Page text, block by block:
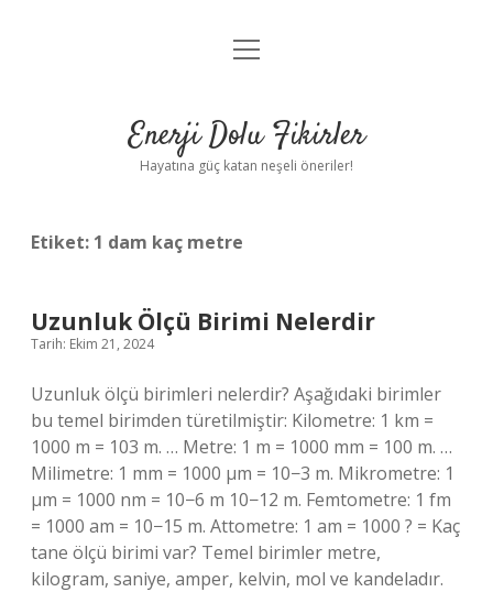
Anasayfa
Yasal Uyarı
menüyü
Enerji Dolu Fikirler
Hayatına güç katan neşeli öneriler!
Etiket: 1 dam kaç metre
Uzunluk Ölçü Birimi Nelerdir
Tarih: Ekim 21, 2024
Uzunluk ölçü birimleri nelerdir? Aşağıdaki birimler
bu temel birimden türetilmiştir: Kilometre: 1 km =
1000 m = 103 m. … Metre: 1 m = 1000 mm = 100 m. …
Milimetre: 1 mm = 1000 µm = 10−3 m. Mikrometre: 1
µm = 1000 nm = 10−6 m 10−12 m. Femtometre: 1 fm
= 1000 am = 10−15 m. Attometre: 1 am = 1000 ? = Kaç
tane ölçü birimi var? Temel birimler metre,
kilogram, saniye, amper, kelvin, mol ve kandeladır.